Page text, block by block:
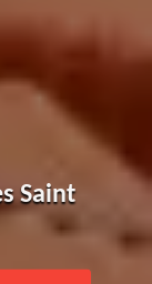
Saint